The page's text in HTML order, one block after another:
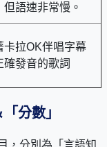
但語速非常慢。
卡拉OK伴唱字幕
確發音的歌詞
分數」
，分別為「言語知